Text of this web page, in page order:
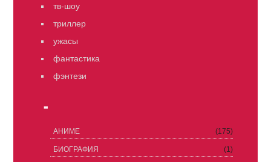
тв-шоу
триллер
ужасы
фантастика
фэнтези
≡
АНИМЕ (175)
БИОГРАФИЯ (1)